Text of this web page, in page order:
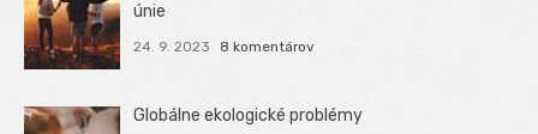
únie
24. 9. 2023 8 komentárov
Globálne ekologické problémy